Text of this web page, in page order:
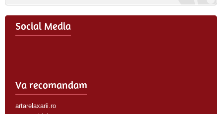
Social Media
Va recomandam
artarelaxarii.ro